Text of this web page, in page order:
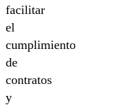
facilitar
el
cumplimiento
de
contratos
y